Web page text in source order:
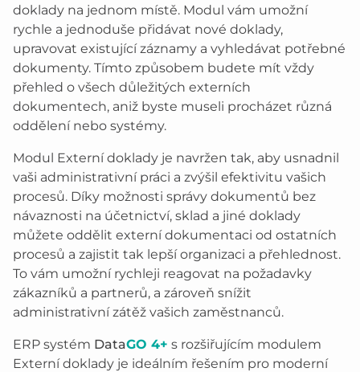
doklady na jednom místě. Modul vám umožní
rychle a jednoduše přidávat nové doklady,
upravovat existující záznamy a vyhledávat potřebné
dokumenty. Tímto způsobem budete mít vždy
přehled o všech důležitých externích
dokumentech, aniž byste museli procházet různá
oddělení nebo systémy.
Modul Externí doklady je navržen tak, aby usnadnil
vaši administrativní práci a zvýšil efektivitu vašich
procesů. Díky možnosti správy dokumentů bez
návaznosti na účetnictví, sklad a jiné doklady
můžete oddělit externí dokumentaci od ostatních
procesů a zajistit tak lepší organizaci a přehlednost.
To vám umožní rychleji reagovat na požadavky
zákazníků a partnerů, a zároveň snížit
administrativní zátěž vašich zaměstnanců.
ERP systém DataGO 4+ s rozšiřujícím modulem
Externí doklady je ideálním řešením pro moderní